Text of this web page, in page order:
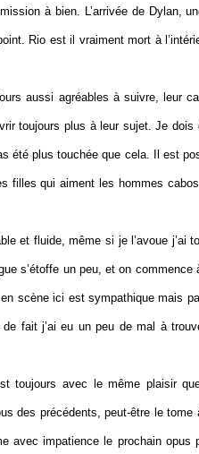
à bien. L’arrivée de Dylan,
Rio est il vraiment mort à
aussi agréables à suivre, leur
toujours plus à leur sujet. Je
été plus touchée que cela. Il est
filles qui aiment les hommes
et fluide, même si je l’avoue j’ai
s’étoffe un peu, et on
scène ici est sympathique mais
fait j’ai eu un peu de mal à
toujours avec le même plaisir
des précédents, peut-être le
avec impatience le prochain opus